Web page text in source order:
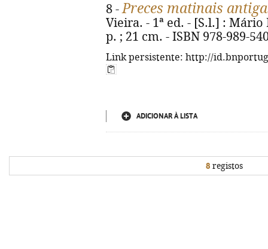
8 -Preces matinais
Vieira. - 1ª ed. - [S.l.] :
p. ; 21 cm. - ISBN 978-989-
Link persistente: http://
ADICIONAR À LISTA
8 registos